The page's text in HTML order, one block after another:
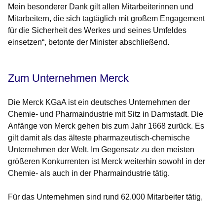
Mein besonderer Dank gilt allen Mitarbeiterinnen und
Mitarbeitern, die sich tagtäglich mit großem Engagement
für die Sicherheit des Werkes und seines Umfeldes
einsetzen“, betonte der Minister abschließend.
Zum Unternehmen Merck
Die Merck KGaA ist ein deutsches Unternehmen der
Chemie- und Pharmaindustrie mit Sitz in Darmstadt. Die
Anfänge von Merck gehen bis zum Jahr 1668 zurück. Es
gilt damit als das älteste pharmazeutisch-chemische
Unternehmen der Welt. Im Gegensatz zu den meisten
größeren Konkurrenten ist Merck weiterhin sowohl in der
Chemie- als auch in der Pharmaindustrie tätig.
Für das Unternehmen sind rund 62.000 Mitarbeiter tätig,